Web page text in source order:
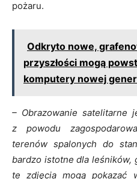
pożaru.
Odkryto nowe,
przyszłości mogą
komputery nowej
– Obrazowanie satelitarne
z powodu
terenów spalonych do
bardzo istotne dla leśników,
te zdjęcia mogą pokazać